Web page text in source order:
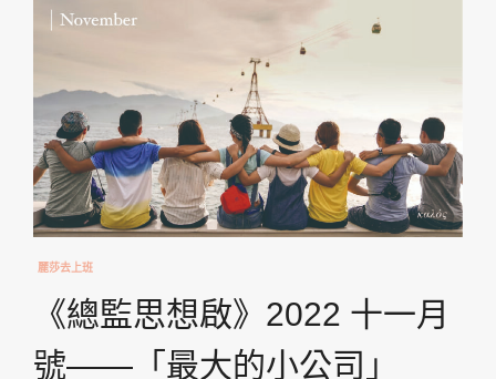
麗莎去上班
《總監思想啟》2022 十一月
號——「最大的小公司」